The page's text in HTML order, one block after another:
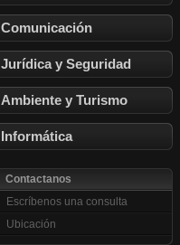
LIC. PSICOPEDAGOGÍA
Comunicación
LIC. EN RELAC PÚBLICAS
LIC. PUBLICIDAD
Jurídica y Seguridad
ABOGACÍA
LIC. EN SEGURIDAD
LIC. GTIÓN SEGURIDAD
MARTILLERO CP Y CI
Ambiente y Turismo
LIC. GTIÓN AMBIENTAL
LIC. HIG Y SEG LABORAL
LIC GTIÓN TURISMO
T.S. TURISMO
Informática
T.S. DESARR SOFTWARE
Contactanos
Escríbenos una consulta
Ubicación